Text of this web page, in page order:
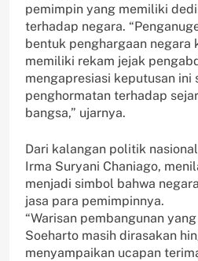
pemimpin yang memiliki
terhadap negara.
bentuk penghargaan negara
memiliki rekam jejak
mengapresiasi keputusan ini
penghormatan terhadap
bangsa,” ujarnya.
Dari kalangan politik
Irma Suryani Chaniago,
menjadi simbol bahwa
jasa para pemimpinnya.
“Warisan pembangunan
Soeharto masih dirasakan
menyampaikan ucapan